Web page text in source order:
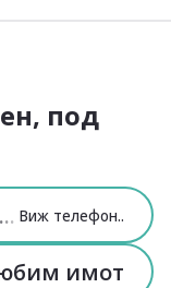
под
Виж телефон..
имот